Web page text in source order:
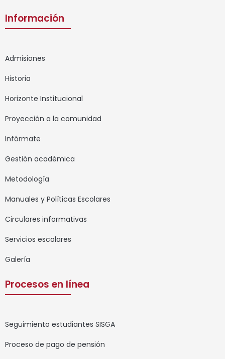
Información
Admisiones
Historia
Horizonte Institucional
Proyección a la comunidad
Infórmate
Gestión académica
Metodología
Manuales y Políticas Escolares
Circulares informativas
Servicios escolares
Galería
Procesos en línea
Seguimiento estudiantes SISGA
Proceso de pago de pensión